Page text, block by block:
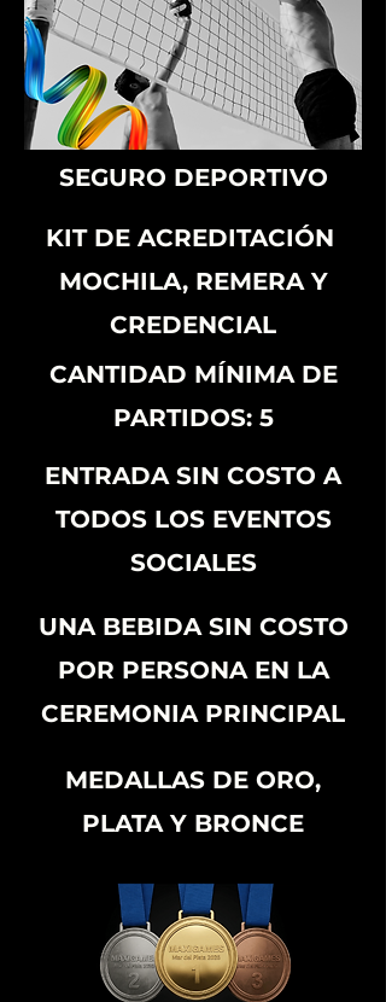
SEGURO DEPORTIVO
KIT DE ACREDITACIÓN
MOCHILA, REMERA Y
CREDENCIAL
CANTIDAD MÍNIMA DE
PARTIDOS: 5
ENTRADA SIN COSTO A
TODOS LOS EVENTOS
SOCIALES
UNA BEBIDA SIN COSTO
POR PERSONA EN LA
CEREMONIA PRINCIPAL
MEDALLAS DE ORO,
PLATA Y BRONCE